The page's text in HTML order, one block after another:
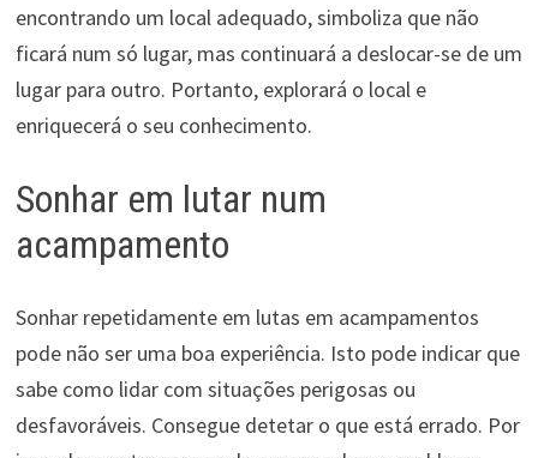
encontrando um local adequado, simboliza que não
ficará num só lugar, mas continuará a deslocar-se de um
lugar para outro. Portanto, explorará o local e
enriquecerá o seu conhecimento.
Sonhar em lutar num
acampamento
Sonhar repetidamente em lutas em acampamentos
pode não ser uma boa experiência. Isto pode indicar que
sabe como lidar com situações perigosas ou
desfavoráveis. Consegue detetar o que está errado. Por